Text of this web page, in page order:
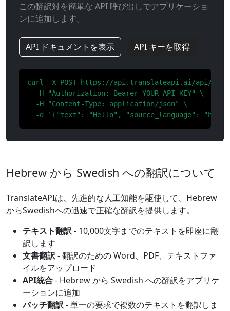
この翻訳対を簡単な API 呼び出しでアプリケーショ
ンに追加します。
API ドキュメントを表示 API キーを取得
curl -X POST https://api.translateapi.ai/api/v1/
  -H "Authorization: Bearer YOUR_API_KEY" \
  -H "Content-Type: application/json" \
-d '{"text": "Hello", "source_language": "he",
Hebrew から Swedish への翻訳について
TranslateAPIは、先進的な人工知能を駆使して、Hebrew
からSwedishへの迅速で正確な翻訳を提供します。
テキスト翻訳- 10,000文字までのテキストを即座に翻
訳します
文書翻訳- 翻訳のための Word、PDF、テキストファ
イルをアップロード
API統合- Hebrew から Swedish への翻訳をアプリケ
ーションに追加
バッチ翻訳- 単一の要求で複数のテキストを翻訳しま